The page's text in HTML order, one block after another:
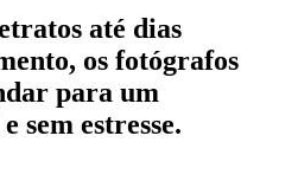
até dias
os fotógrafos
para um
sem estresse.